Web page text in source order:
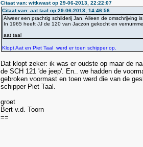
Citaat van: witkwast op 29-06-2013, 22:22:07
Citaat van: aat taal op 29-06-2013, 14:46:56
Alweer een prachtig schilderij Jan. Alleen de omschrijving
In 1965 heeft JJ de 120 van Jaczon gekocht en
aat taal
Klopt Aat en Piet Taal werd er toen schipper op.
Dat klopt zeker: ik was er oudste op maar de
de SCH 121 'de jeep'. En.. we hadden de
gebroken voormast en toen werd die van de
schipper Piet Taal.
groet
Bert v.d. Toorn
==